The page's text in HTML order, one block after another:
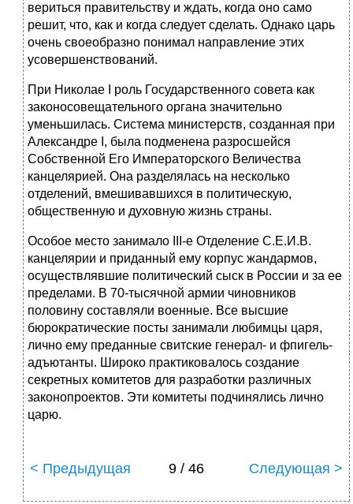
вериться правительству и ждать, когда оно само
решит, что, как и когда следует сделать. Однако царь
очень своеобразно понимал направление этих
усовершенствований.
При Николае I роль Государственного совета как
законосовещатель­ного органа значительно
уменьшилась. Система министерств, созданная при
Александре I, была подменена разросшейся
Собственной Его Им­ператорского Величества
канцелярией. Она разделялась на несколько
отделений, вмешивавшихся в политическую,
общественную и духовную жизнь страны.
Особое место занимало III-е Отделение С.Е.И.В.
канцелярии и при­данный ему корпус жандармов,
осуществлявшие политический сыск в России и за ее
пределами. В 70-тысячной армии чиновников
половину составляли военные. Все высшие
бюрократические посты занимали лю­бимцы царя,
лично ему преданные свитские генерал- и фпигель-
адъютанты. Широко практиковалось создание
секретных комитетов для разработки различных
законопроектов. Эти комитеты подчинялись лич­но
царю.
< Предыдущая 9 / 46 Следующая >